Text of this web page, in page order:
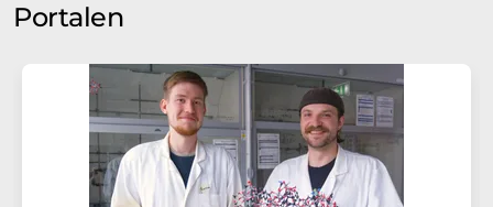
Portalen